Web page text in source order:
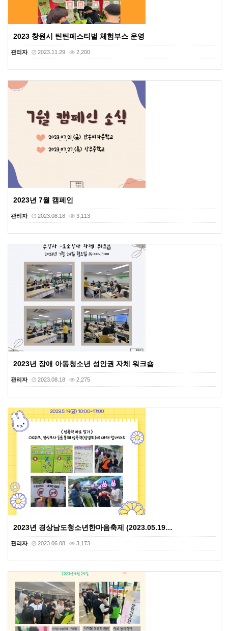
2023 창원시 틴틴페스티벌 체험부스 운영
관리자 2023.11.29 2,200
2023년 7월 캠페인
관리자 2023.08.18 3,113
2023년 장애 아동청소년 성인권 자체 워크숍
관리자 2023.08.18 2,275
2023년 경상남도청소년한마음축제 (2023.05.19…
관리자 2023.06.08 3,173